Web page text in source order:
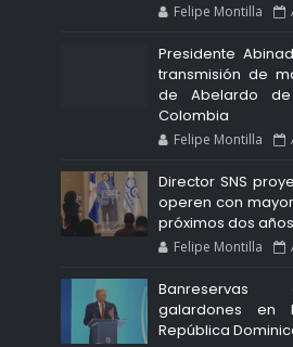
Felipe Montilla
Presidente
transmisión de
de Abelardo
Colombia
Felipe Montilla
Director SNS
operen con
próximos dos años
Felipe Montilla
galardones en
República